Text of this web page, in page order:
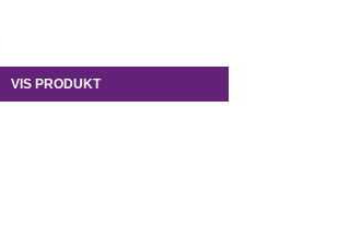
VIS PRODUKT